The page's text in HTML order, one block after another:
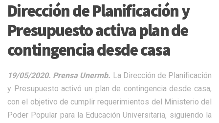
Dirección de Planificación y
Presupuesto activa plan de
contingencia desde casa
19/05/2020. Prensa Unermb. La Dirección de Planificación
y Presupuesto activó un plan de contingencia desde casa,
con el objetivo de cumplir requerimientos del Ministerio del
Poder Popular para la Educación Universitaria, siguiendo la